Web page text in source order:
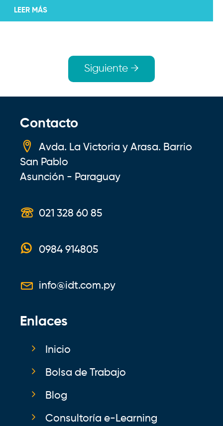
LEER MÁS
Siguiente →
Contacto
Avda. La Victoria y Arasa. Barrio
San Pablo
Asunción - Paraguay
021 328 60 85
0984 914805
info@idt.com.py
Enlaces
Inicio
Bolsa de Trabajo
Blog
Consultoría e-Learning